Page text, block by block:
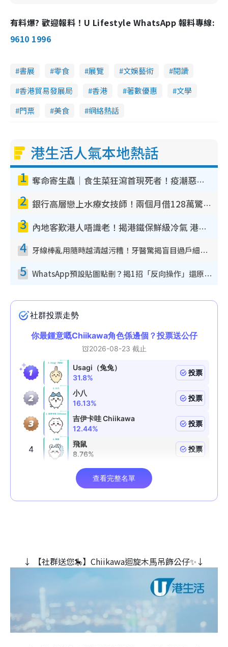
有料爆? 歡迎報料！U Lifestyle WhatsApp 報料專線:
9610 1996
書展 零食 展覽 文娛藝術
閱讀
香港貿易發展局
香港 著數優惠
文學
門票
美食 網絡熱話
港生活人氣本地熱話
1 奪命寄生蟲｜食生菜狂瀉首現死者！疫潮惡化錄1.8萬宗病例 揭洗菜3大謬誤
2 銀行高層戀上水療女技師！兩個月借128萬驚覺「沉船」沉落火海 揭背後疑似邪教操控賣淫
3 內地客歎港人唔識老！揭港鐵保鮮級冷氣 港人求放過：咪投訴
4 牙線棒亂用隨時越清越污糟！牙醫驚揭盲目過戶細菌恐致蛀牙：呢種先係日常真保養
5 WhatsApp預設貼圖點刪？揭1招「反向操作」還原簡潔介面 附3步實測教學
↓ 【社群送您🎠】Chiikawa迴旋木⾺吊飾公仔✨↓